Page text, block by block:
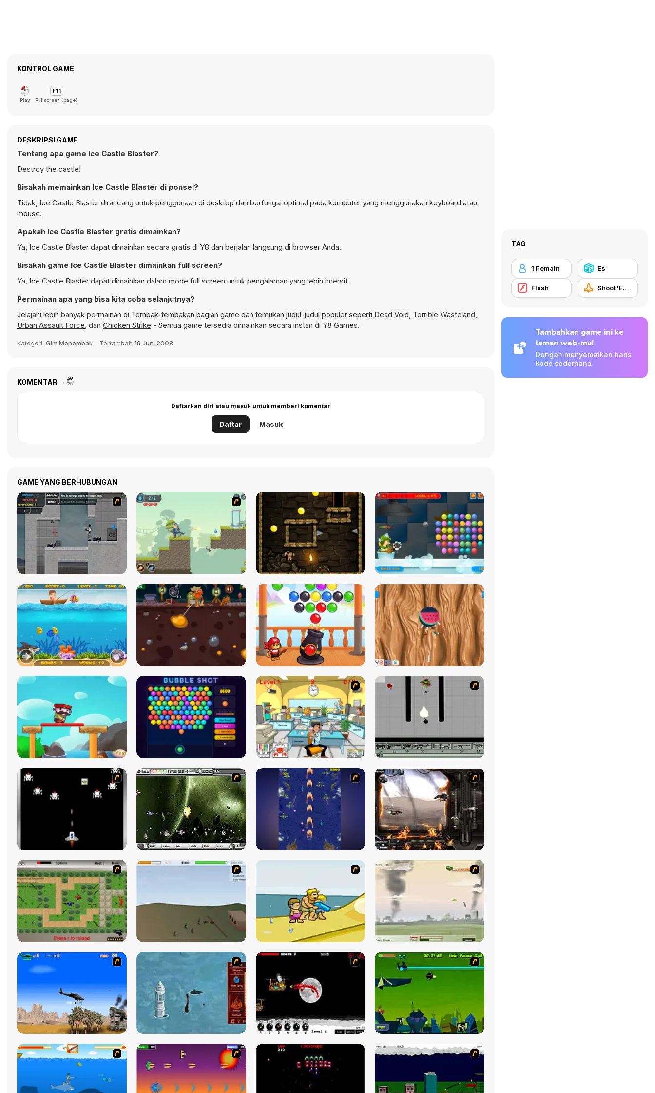
KONTROL GAME
Play Fullscreen (page)
DESKRIPSI GAME
Tentang apa game Ice Castle Blaster?
Destroy the castle!
Bisakah memainkan Ice Castle Blaster di ponsel?
Tidak, Ice Castle Blaster dirancang untuk penggunaan di desktop dan berfungsi optimal pada komputer yang menggunakan keyboard atau
mouse.
Apakah Ice Castle Blaster gratis dimainkan?
Ya, Ice Castle Blaster dapat dimainkan secara gratis di Y8 dan berjalan langsung di browser Anda.
Bisakah game Ice Castle Blaster dimainkan full screen?
Ya, Ice Castle Blaster dapat dimainkan dalam mode full screen untuk pengalaman yang lebih imersif.
Permainan apa yang bisa kita coba selanjutnya?
Jelajahi lebih banyak permainan di Tembak-tembakan bagian game dan temukan judul-judul populer seperti Dead Void, Terrible Wasteland,
Urban Assault Force, dan Chicken Strike - Semua game tersedia dimainkan secara instan di Y8 Games.
Kategori: Gim Menembak Tertambah 19 Juni 2008
KOMENTAR
Daftarkan diri atau masuk untuk memberi komentar
Daftar Masuk
GAME YANG BERHUBUNGAN
TAG
1 Pemain Es
Flash Shoot 'Em Up
Tambahkan game ini ke
laman web-mu!
Dengan menyematkan baris
kode sederhana